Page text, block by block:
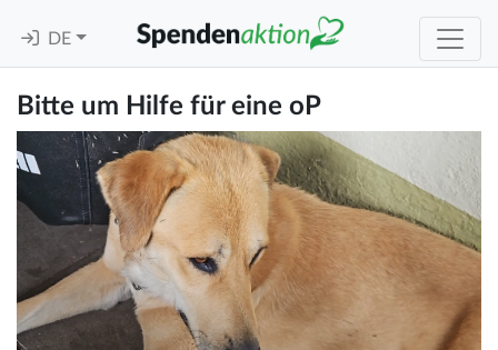
DE
Bitte um Hilfe für eine oP